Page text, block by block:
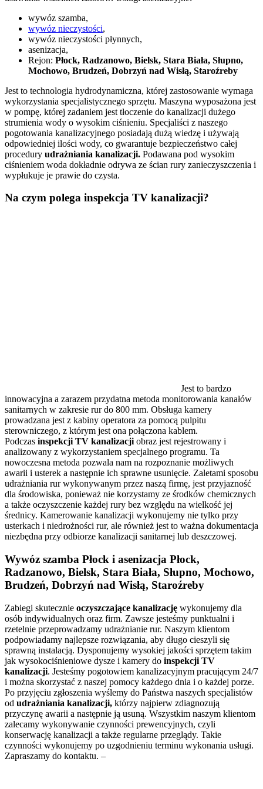
wywóz szamba,
wywóz nieczystości,
wywóz nieczystości płynnych,
asenizacja,
Rejon: Płock, Radzanowo, Bielsk, Stara Biała, Słupno,
Mochowo, Brudzeń, Dobrzyń nad Wisłą, Staroźreby
Jest to technologia hydrodynamiczna, której zastosowanie wymaga
wykorzystania specjalistycznego sprzętu. Maszyna wyposażona jest
w pompę, której zadaniem jest tłoczenie do kanalizacji dużego
strumienia wody o wysokim ciśnieniu. Specjaliści z naszego
pogotowania kanalizacyjnego posiadają dużą wiedzę i używają
odpowiedniej ilości wody, co gwarantuje bezpieczeństwo całej
procedury udrażniania kanalizacji. Podawana pod wysokim
ciśnieniem woda dokładnie odrywa ze ścian rury zanieczyszczenia i
wypłukuje je prawie do czysta.
Na czym polega inspekcja TV kanalizacji?
Jest to bardzo
innowacyjna a zarazem przydatna metoda monitorowania kanałów
sanitarnych w zakresie rur do 800 mm. Obsługa kamery
prowadzana jest z kabiny operatora za pomocą pulpitu
sterowniczego, z którym jest ona połączona kablem.
Podczas inspekcji TV kanalizacji obraz jest rejestrowany i
analizowany z wykorzystaniem specjalnego programu. Ta
nowoczesna metoda pozwala nam na rozpoznanie możliwych
awarii i usterek a następnie ich sprawne usunięcie. Zaletami sposobu
udrażniania rur wykonywanym przez naszą firmę, jest przyjazność
dla środowiska, ponieważ nie korzystamy ze środków chemicznych
a także oczyszczenie każdej rury bez względu na wielkość jej
średnicy. Kamerowanie kanalizacji wykonujemy nie tylko przy
usterkach i niedrożności rur, ale również jest to ważna dokumentacja
niezbędna przy odbiorze kanalizacji sanitarnej lub deszczowej.
Wywóz szamba Płock i asenizacja Płock,
Radzanowo, Bielsk, Stara Biała, Słupno, Mochowo,
Brudzeń, Dobrzyń nad Wisłą, Staroźreby
Zabiegi skutecznie oczyszczające kanalizację wykonujemy dla
osób indywidualnych oraz firm. Zawsze jesteśmy punktualni i
rzetelnie przeprowadzamy udrażnianie rur. Naszym klientom
podpowiadamy najlepsze rozwiązania, aby długo cieszyli się
sprawną instalacją. Dysponujemy wysokiej jakości sprzętem takim
jak wysokociśnieniowe dysze i kamery do inspekcji TV
kanalizacji. Jesteśmy pogotowiem kanalizacyjnym pracującym 24/7
i można skorzystać z naszej pomocy każdego dnia i o każdej porze.
Po przyjęciu zgłoszenia wyślemy do Państwa naszych specjalistów
od udrażniania kanalizacji, którzy najpierw zdiagnozują
przyczynę awarii a następnie ją usuną. Wszystkim naszym klientom
zalecamy wykonywanie czynności prewencyjnych, czyli
konserwację kanalizacji a także regularne przeglądy. Takie
czynności wykonujemy po uzgodnieniu terminu wykonania usługi.
Zapraszamy do kontaktu. –